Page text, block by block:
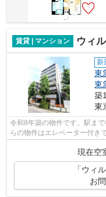
賃貸 | マンション ウィ
新
東
東
築
東
令和8年築の物件です。駅ま
らの物件はエレベーター付き
東京リーシングセンターはお
現在空
「ウィ
お